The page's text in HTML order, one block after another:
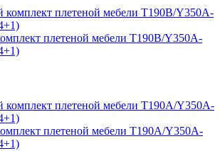
плетеной мебели T190B/Y350A-
плетеной мебели T190A/Y350A-